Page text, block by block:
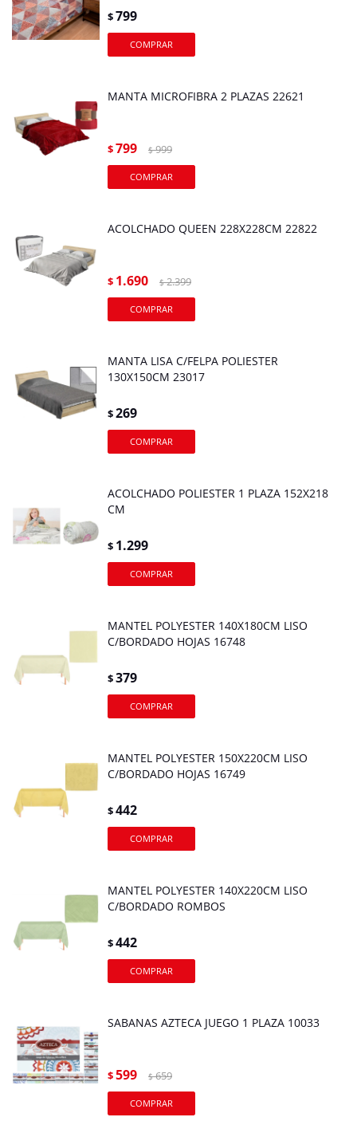
$799
MANTA MICROFIBRA 2 PLAZAS 22621
$799 $ 999
ACOLCHADO QUEEN 228X228CM 22822
$ 1.690 $ 2.399
MANTA LISA C/FELPA POLIESTER
130X150CM 23017
$269
ACOLCHADO POLIESTER 1 PLAZA 152X218
CM
$ 1.299
MANTEL POLYESTER 140X180CM LISO
C/BORDADO HOJAS 16748
$379
MANTEL POLYESTER 150X220CM LISO
C/BORDADO HOJAS 16749
$442
MANTEL POLYESTER 140X220CM LISO
C/BORDADO ROMBOS
$442
SABANAS AZTECA JUEGO 1 PLAZA 10033
$599 $ 659